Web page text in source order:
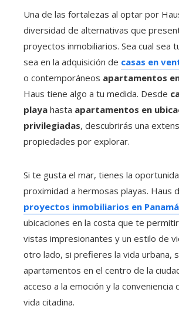
Una de las fortalezas al optar por
diversidad de alternativas que
proyectos inmobiliarios. Sea cual sea
sea en la adquisición de casas en
o contemporáneos apartamentos
Haus tiene algo a tu medida. Desde
playa hasta apartamentos en
privilegiadas, descubrirás una
propiedades por explorar.
Si te gusta el mar, tienes la
proximidad a hermosas playas. Haus
proyectos inmobiliarios en Panamá
ubicaciones en la costa que te
vistas impresionantes y un estilo de
otro lado, si prefieres la vida urbana,
apartamentos en el centro de la
acceso a la emoción y la conveniencia
vida citadina.